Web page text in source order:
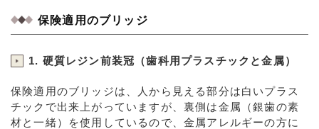
保険適用のブリッジ
1. 硬質レジン前装冠（歯科用プラスチックと金属）
保険適用のブリッジは、人から見える部分は白いプラス
チックで出来上がっていますが、裏側は金属（銀歯の素
材と一緒）を使用しているので、金属アレルギーの方に